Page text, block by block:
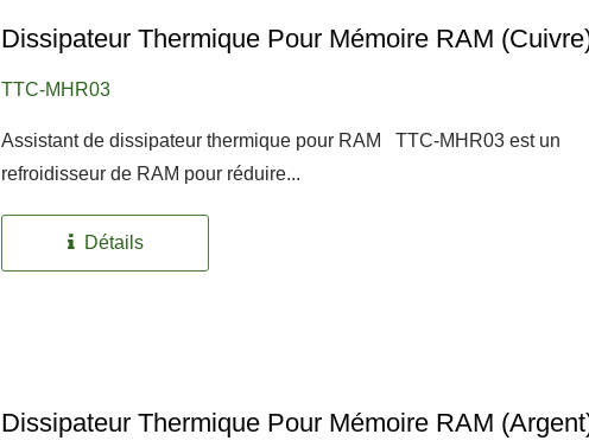
Dissipateur Thermique Pour Mémoire RAM
TTC-MHR03
Assistant de dissipateur thermique pour RAM TTC-MHR03 est un
refroidisseur de RAM pour réduire...
Détails
Dissipateur Thermique Pour Mémoire RAM
Ventilateur Étanche IP55
Ventilateur De